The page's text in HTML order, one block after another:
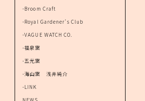
-Broom Craft
-Royal Gardener's Club
-VAGUE WATCH CO.
-福泉窯
-五光窯
-海山窯 浅井純介
-LINK